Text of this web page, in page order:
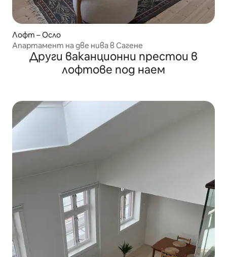
Лофт – Осло
Апартамент на две нива в Сагене
Други ваканционни престои в
лофтове под наем